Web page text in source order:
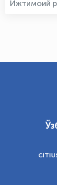
Ижтимоий